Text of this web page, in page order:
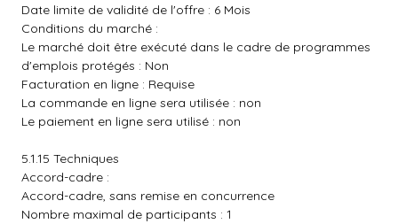
Date limite de validité de l'offre : 6 Mois
Conditions du marché :
Le marché doit être exécuté dans le cadre de programmes
d'emplois protégés : Non
Facturation en ligne : Requise
La commande en ligne sera utilisée : non
Le paiement en ligne sera utilisé : non
5.1.15 Techniques
Accord-cadre :
Accord-cadre, sans remise en concurrence
Nombre maximal de participants : 1